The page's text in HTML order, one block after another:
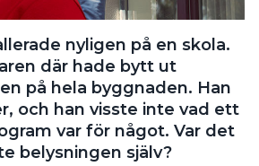
­nyligen på en skola.
där hade bytt ut
på hela byggnaden. Han
och han visste inte vad ett
var för något. Var det
belysningen själv?